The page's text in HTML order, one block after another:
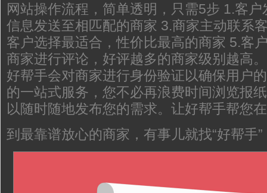
网站操作流程，简单透明，只需5步 1.客
信息发送至相匹配的商家 3.商家主动联系
客户选择最适合，性价比最高的商家 5.客
商家进行评论，好评越多的商家级别越高
好帮手会对商家进行身份验证以确保用户
的一站式服务，您不必再浪费时间浏览报
以随时随地发布您的需求。让好帮手帮您
到最靠谱放心的商家，有事儿就找“好帮手”